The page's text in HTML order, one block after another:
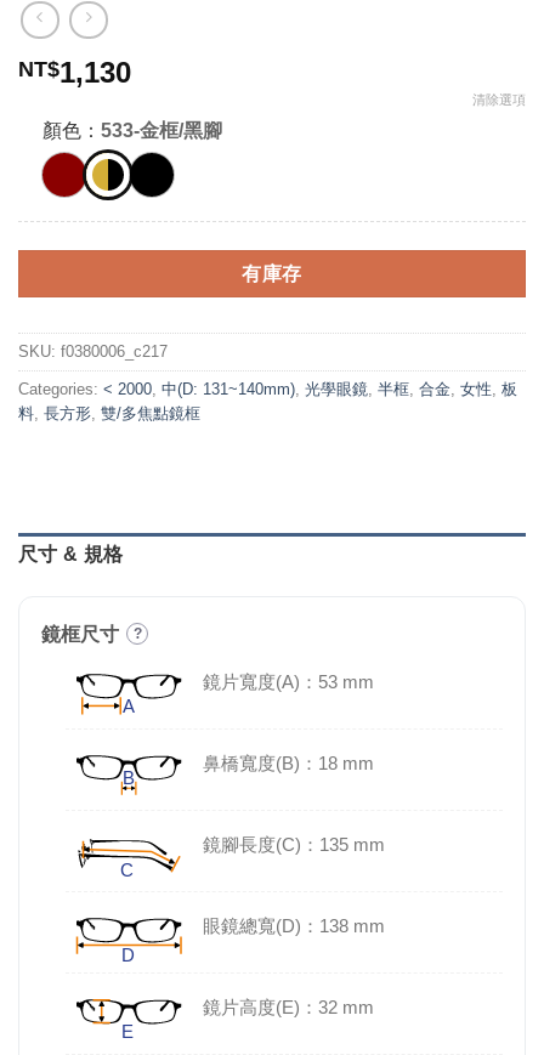
NT$1,130
顏色： 533-金框/黑腳
清除選項
有庫存
SKU: f0380006_c217
Categories: < 2000, 中(D: 131~140mm), 光學眼鏡, 半框, 合金, 女性, 板
料, 長方形, 雙/多焦點鏡框
尺寸 & 規格
鏡框尺寸 ?
鏡片寬度(A)：53 mm
鼻橋寬度(B)：18 mm
鏡腳長度(C)：135 mm
眼鏡總寬(D)：138 mm
鏡片高度(E)：32 mm